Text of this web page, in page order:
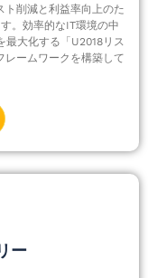
ト削減と利益率向上のた
。効率的なIT環境の中
最大化する「U2018リス
レームワークを構築して
ー